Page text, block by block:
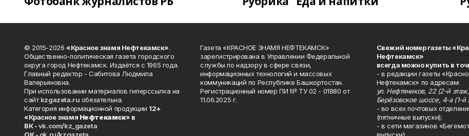
© 2015-2026 «Красное знамя Нефтекамск».
Общественно-политическая газета городского
округа город Нефтекамск. Издаётся с 1965 года.
Главный редактор - Сабитова Людмила
Валерьяновна.
При использовании материалов гиперссылка на
сайтkzgazeta.ru обязательна.
Категория информационной продукции 12+
«Красное знамя Нефтекамск» в
ВК -vk.com/kz_gazeta
Газета «КРАСНОЕ ЗНАМЯ НЕФТЕКАМСК»
зарегистрирована в Управлении Федеральной
службы по надзору в сфере связи,
информационных технологий и массовых
коммуникаций по Республике Башкортостан.
Регистрационный номер ПИ № ТУ 02 - 01880 от
11.06.2025 г.
Свежий номер газеты
Нефтекамск»
всегда можно купить в
- в редакции газеты
Нефтекамск» по адресам:
ул. Нефтяников, 22 (2-й
Берёзовское шоссе, 4-а (1-й
- во всех почтовых
(пятничные выпуски);
- в сети магазинов